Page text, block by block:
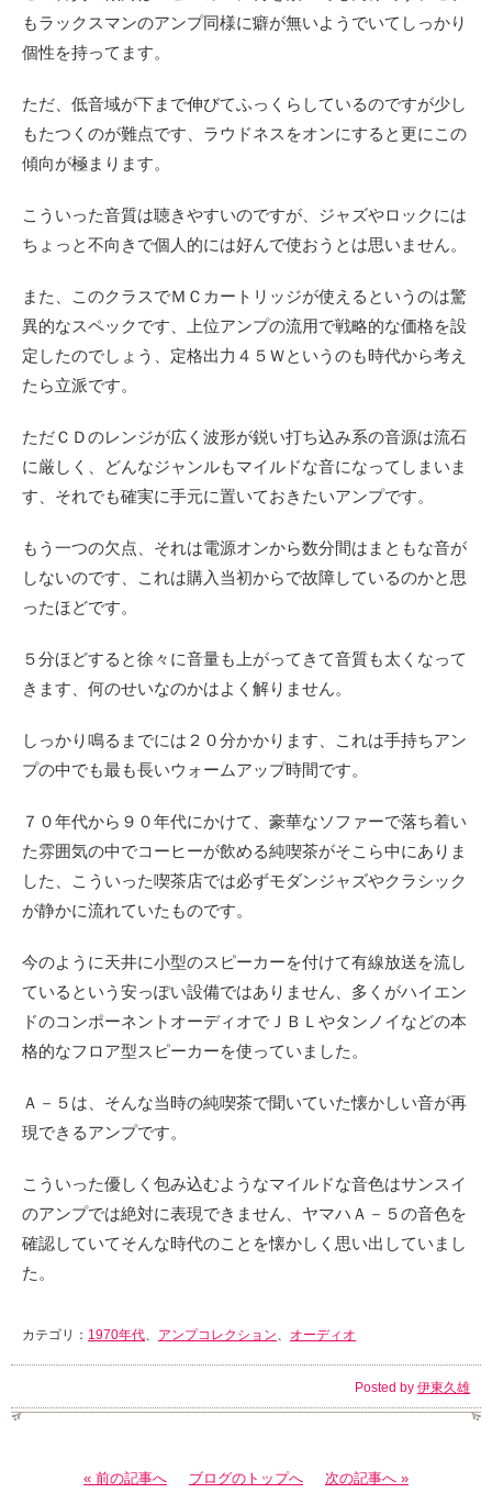
もラックスマンのアンプ同様に癖が無いようでいてしっかり
個性を持ってます。
ただ、低音域が下まで伸びてふっくらしているのですが少し
もたつくのが難点です、ラウドネスをオンにすると更にこの
傾向が極まります。
こういった音質は聴きやすいのですが、ジャズやロックには
ちょっと不向きで個人的には好んで使おうとは思いません。
また、このクラスでＭＣカートリッジが使えるというのは驚
異的なスペックです、上位アンプの流用で戦略的な価格を設
定したのでしょう、定格出力４５Ｗというのも時代から考え
たら立派です。
ただＣＤのレンジが広く波形が鋭い打ち込み系の音源は流石
に厳しく、どんなジャンルもマイルドな音になってしまいま
す、それでも確実に手元に置いておきたいアンプです。
もう一つの欠点、それは電源オンから数分間はまともな音が
しないのです、これは購入当初からで故障しているのかと思
ったほどです。
５分ほどすると徐々に音量も上がってきて音質も太くなって
きます、何のせいなのかはよく解りません。
しっかり鳴るまでには２０分かかります、これは手持ちアン
プの中でも最も長いウォームアップ時間です。
７０年代から９０年代にかけて、豪華なソファーで落ち着い
た雰囲気の中でコーヒーが飲める純喫茶がそこら中にありま
した、こういった喫茶店では必ずモダンジャズやクラシック
が静かに流れていたものです。
今のように天井に小型のスピーカーを付けて有線放送を流し
ているという安っぽい設備ではありません、多くがハイエン
ドのコンポーネントオーディオでＪＢＬやタンノイなどの本
格的なフロア型スピーカーを使っていました。
Ａ－５は、そんな当時の純喫茶で聞いていた懐かしい音が再
現できるアンプです。
こういった優しく包み込むようなマイルドな音色はサンスイ
のアンプでは絶対に表現できません、ヤマハＡ－５の音色を
確認していてそんな時代のことを懐かしく思い出していまし
た。
カテゴリ： 1970年代、 アンプコレクション、 オーディオ
Posted by 伊東久雄
« 前の記事へ ブログのトップへ 次の記事へ »